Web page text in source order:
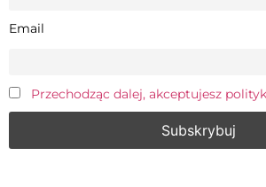
Email
Przechodząc dalej, akceptujesz